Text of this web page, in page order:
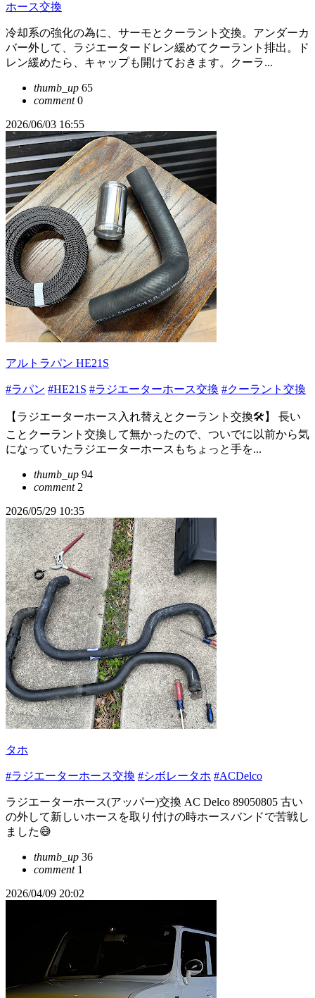
ホース交換
冷却系の強化の為に、サーモとクーラント交換。アンダーカ
バー外して、ラジエータードレン緩めてクーラント排出。ド
レン緩めたら、キャップも開けておきます。クーラ...
thumb_up 65
comment0
2026/06/03 16:55
アルトラパン HE21S
#ラパン #HE21S #ラジエーターホース交換 #クーラント交換
【ラジエーターホース入れ替えとクーラント交換🛠️】 長い
ことクーラント交換して無かったので、ついでに以前から気
になっていたラジエーターホースもちょっと手を...
thumb_up 94
comment2
2026/05/29 10:35
タホ
#ラジエーターホース交換 #シボレータホ #ACDelco
ラジエーターホース(アッパー)交換 AC Delco 89050805 古い
の外して新しいホースを取り付けの時ホースバンドで苦戦し
ました😅
thumb_up 36
comment1
2026/04/09 20:02